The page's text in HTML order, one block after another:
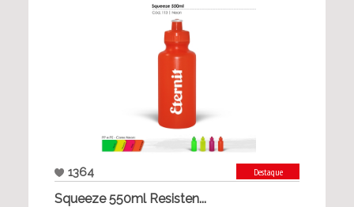
1364 Destaque
Squeeze 550ml Resisten...